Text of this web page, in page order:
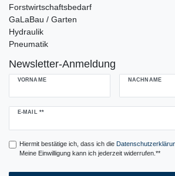
Forstwirtschaftsbedarf
GaLaBau / Garten
Hydraulik
Pneumatik
Newsletter-Anmeldung
VORNAME NACHNAME
E-MAIL **
Newsletter
Hiermit bestätige ich, dass ich die
Meine Einwilligung kann ich jederzeit widerrufen.**